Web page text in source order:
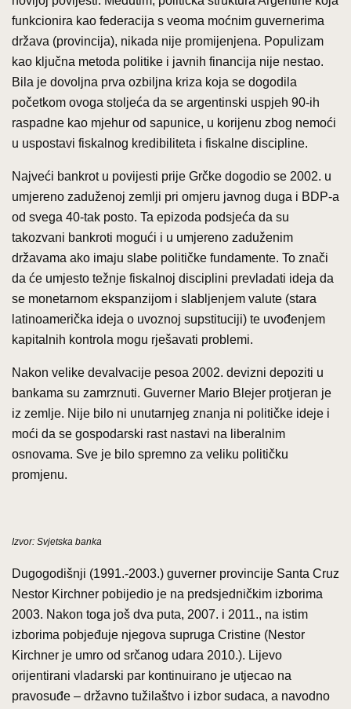
funkcionira kao federacija s veoma moćnim guvernerima
država (provincija), nikada nije promijenjena. Populizam
kao ključna metoda politike i javnih financija nije nestao.
Bila je dovoljna prva ozbiljna kriza koja se dogodila
početkom ovoga stoljeća da se argentinski uspjeh 90-ih
raspadne kao mjehur od sapunice, u korijenu zbog nemoći
u uspostavi fiskalnog kredibiliteta i fiskalne discipline.
Najveći bankrot u povijesti prije Grčke dogodio se 2002. u
umjereno zaduženoj zemlji pri omjeru javnog duga i BDP-a
od svega 40-tak posto. Ta epizoda podsjeća da su
takozvani bankroti mogući i u umjereno zaduženim
državama ako imaju slabe političke fundamente. To znači
da će umjesto težnje fiskalnoj disciplini prevladati ideja da
se monetarnom ekspanzijom i slabljenjem valute (stara
latinoamerička ideja o uvoznoj supstituciji) te uvođenjem
kapitalnih kontrola mogu rješavati problemi.
Nakon velike devalvacije pesoa 2002. devizni depoziti u
bankama su zamrznuti. Guverner Mario Blejer protjeran je
iz zemlje. Nije bilo ni unutarnjeg znanja ni političke ideje i
moći da se gospodarski rast nastavi na liberalnim
osnovama. Sve je bilo spremno za veliku političku
promjenu.
Izvor: Svjetska banka
Dugogodišnji (1991.-2003.) guverner provincije Santa Cruz
Nestor Kirchner pobijedio je na predsjedničkim izborima
2003. Nakon toga još dva puta, 2007. i 2011., na istim
izborima pobjeđuje njegova supruga Cristine (Nestor
Kirchner je umro od srčanog udara 2010.). Lijevo
orijentirani vladarski par kontinuirano je utjecao na
pravosuđe – državno tužilaštvo i izbor sudaca, a navodno